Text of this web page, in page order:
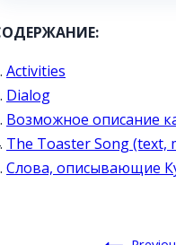
Activities
Dialog
Возможное описание
The Toaster Song (text,
Слова, описывающие